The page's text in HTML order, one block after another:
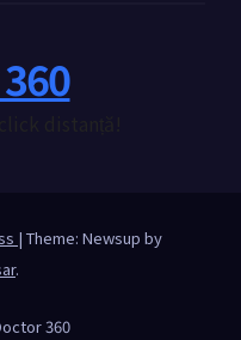
| Theme: Newsup by
.
360